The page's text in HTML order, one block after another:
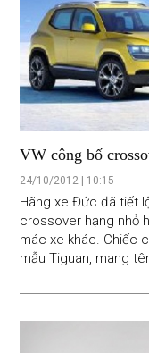
VW công bố
24/10/2012 | 10:15
Hãng xe Đức đã tiết
crossover hạng nhỏ
mác xe khác. Chiếc
mẫu Tiguan, mang